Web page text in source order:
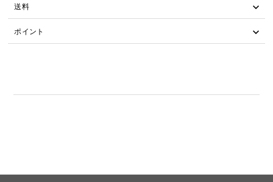
送料
ポイント